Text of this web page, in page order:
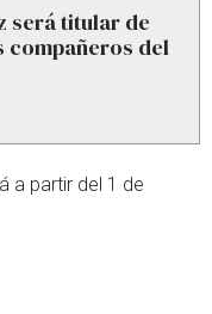
será titular de
compañeros del
a partir del 1 de